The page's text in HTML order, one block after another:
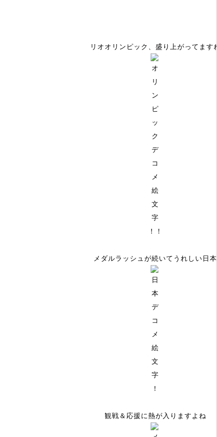
リオオリンピック、 盛り上がってます
！！
メダルラッシュが続いてうれしい日本
！
観戦＆応援に熱が入りますよね